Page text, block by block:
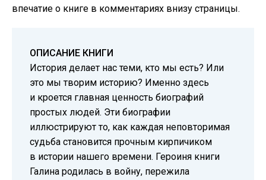
впечатие о книге в комментариях внизу страницы.
ОПИСАНИЕ КНИГИ
История делает нас теми, кто мы есть? Или
это мы творим историю? Именно здесь
и кроется главная ценность биографий
простых людей. Эти биографии
иллюстрируют то, как каждая неповторимая
судьба становится прочным кирпичиком
в истории нашего времени. Героиня книги
Галина родилась в войну, пережила